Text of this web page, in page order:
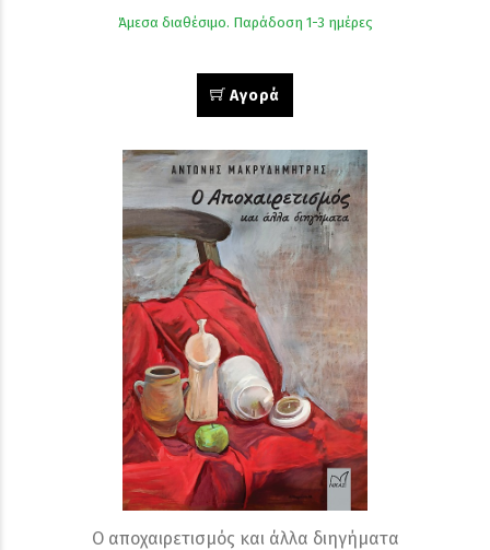
Άμεσα διαθέσιμο. Παράδοση 1-3 ημέρες
Αγορά
Ο αποχαιρετισμός και άλλα διηγήματα